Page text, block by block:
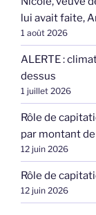
lui avait faite,
1 août 2026
ALERTE :
dessus
1 juillet 2026
Rôle de
par montant
12 juin 2026
Rôle de
12 juin 2026